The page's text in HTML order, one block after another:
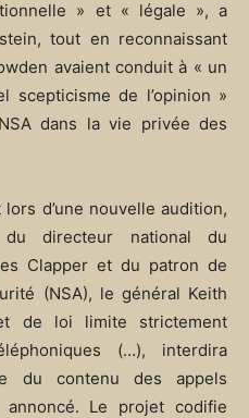
» et « légale », a
tout en reconnaissant
avaient conduit à « un
scepticisme de l’opinion »
dans la vie privée des
d’une nouvelle audition,
directeur national du
Clapper et du patron de
(NSA), le général Keith
de loi limite strictement
(…), interdira
du contenu des appels
Le projet codifie